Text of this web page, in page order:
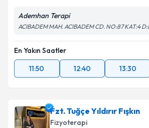
Ademhan Terapi
ACIBADEM MAH. ACIBADEM CD. NO:87 KAT:4
En Yakın Saatler
11:50
12:40 13:30
Fzt. Tuğçe Yıldırır Fışkın
Fizyoterapi